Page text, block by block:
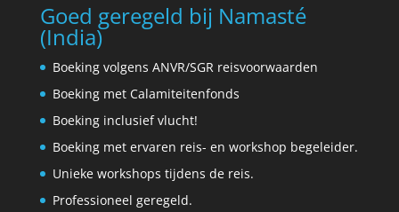
Goed geregeld bij Namasté
(India)
Boeking volgens ANVR/SGR reisvoorwaarden
Boeking met Calamiteitenfonds
Boeking inclusief vlucht!
Boeking met ervaren reis- en workshop begeleider.
Unieke workshops tijdens de reis.
Professioneel geregeld.